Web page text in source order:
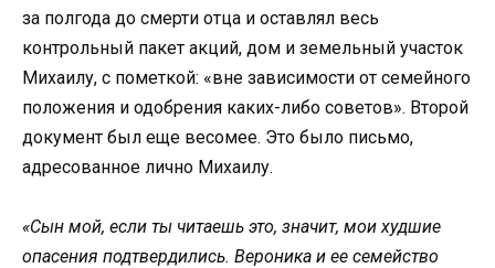
за полгода до смерти отца и оставлял весь
контрольный пакет акций, дом и земельный участок
Михаилу, с пометкой: «вне зависимости от семейного
положения и одобрения каких-либо советов». Второй
документ был еще весомее. Это было письмо,
адресованное лично Михаилу.
«Сын мой, если ты читаешь это, значит, мои худшие
опасения подтвердились. Вероника и ее семейство